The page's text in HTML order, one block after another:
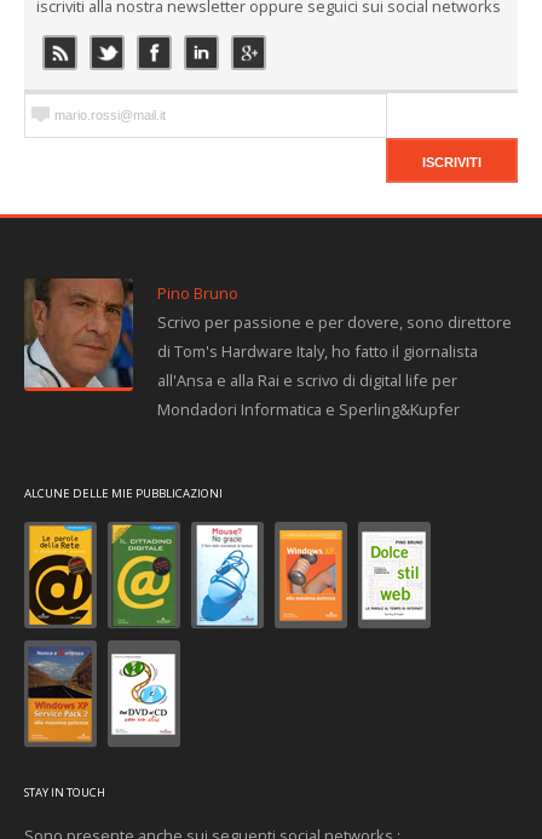
iscriviti alla nostra newsletter oppure seguici sui social networks
Pino Bruno
Scrivo per passione e per dovere, sono direttore
di Tom's Hardware Italy, ho fatto il giornalista
all'Ansa e alla Rai e scrivo di digital life per
Mondadori Informatica e Sperling&Kupfer
ALCUNE DELLE MIE PUBBLICAZIONI
STAY IN TOUCH